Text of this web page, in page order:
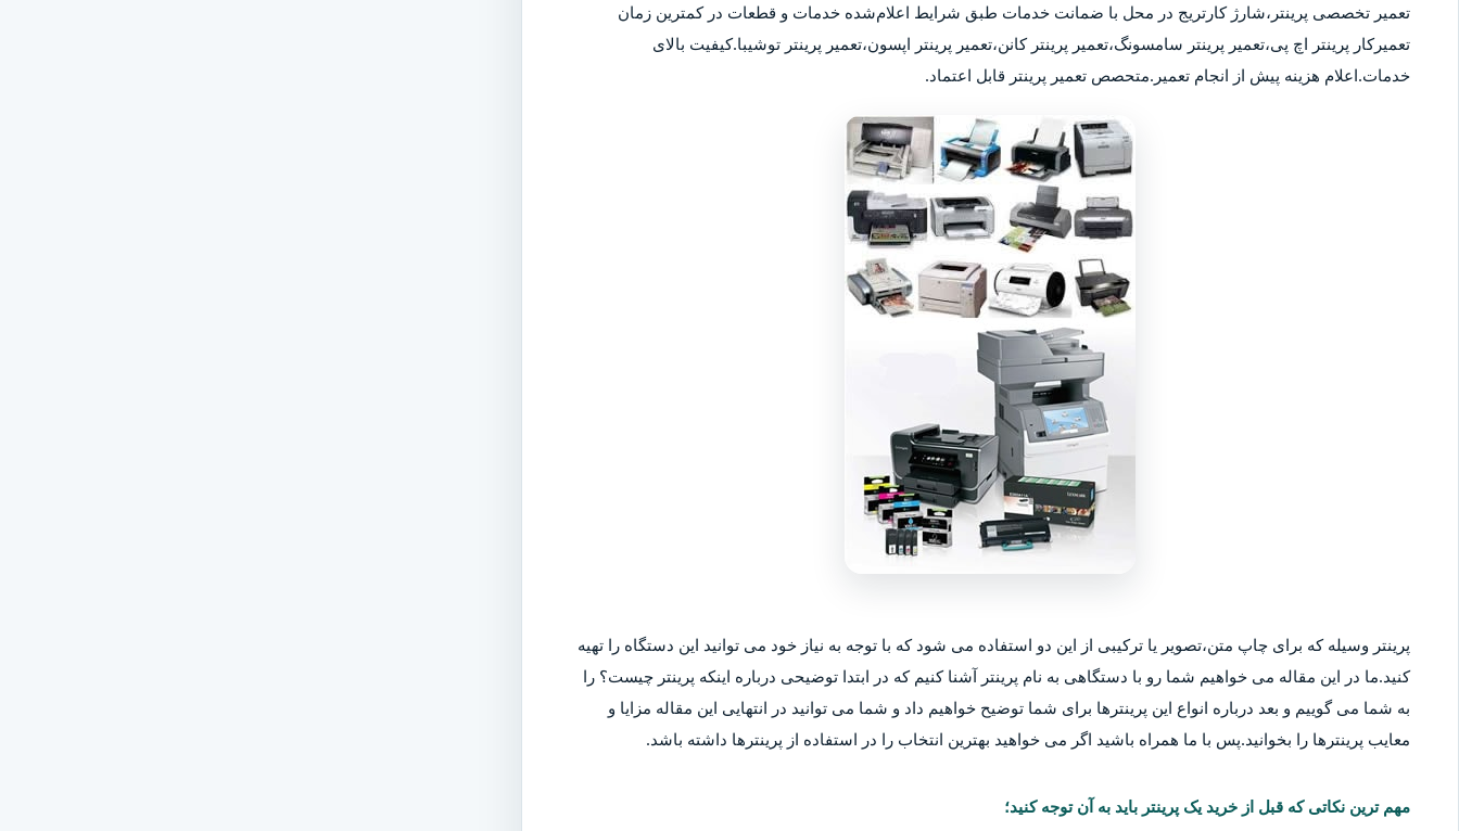
تعمیر تخصصی پرینتر،شارژ کارتریج در محل با ضمانت خدمات طبق شرایط اعلام‌شده خدمات و قطعات در کمترین زمان
تعمیرکار پرینتر اچ پی،تعمیر پرینتر سامسونگ،تعمیر پرینتر کانن،تعمیر پرینتر اپسون،تعمیر پرینتر توشیبا.کیفیت بالای
خدمات.اعلام هزینه پیش از انجام تعمیر.متحصص تعمیر پرینتر قابل اعتماد.
پرینتر وسیله که برای چاپ متن،تصویر یا ترکیبی از این دو استفاده می شود که با توجه به نیاز خود می توانید این دستگاه را تهیه
کنید.ما در این مقاله می خواهیم شما رو با دستگاهی به نام پرینتر آشنا کنیم که در ابتدا توضیحی درباره اینکه پرینتر چیست؟ را
به شما می گوییم و بعد درباره انواع این پرینترها برای شما توضیح خواهیم داد و شما می توانید در انتهایی این مقاله مزایا و
معایب پرینترها را بخوانید.پس با ما همراه باشید اگر می خواهید بهترین انتخاب را در استفاده از پرینترها داشته باشد.
مهم ترین نکاتی که قبل از خرید یک پرینتر باید به آن توجه کنید؛